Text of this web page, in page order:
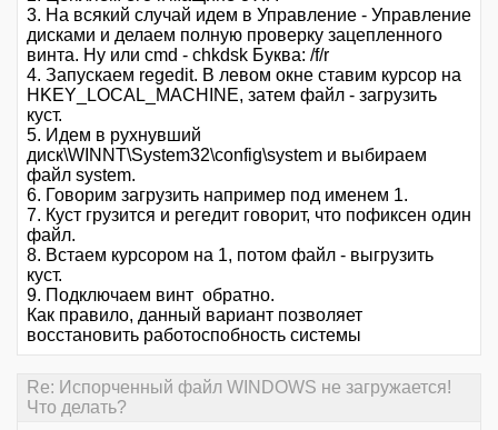
3. На всякий случай идем в Управление - Управление
дисками и делаем полную проверку зацепленного
винта. Ну или cmd - chkdsk Буква: /f/r
4. Запускаем regedit. В левом окне ставим курсор на
HKEY_LOCAL_MACHINE, затем файл - загрузить
куст.
5. Идем в рухнувший
диск\WINNT\System32\config\system и выбираем
файл system.
6. Говорим загрузить например под именем 1.
7. Куст грузится и регедит говорит, что пофиксен один
файл.
8. Встаем курсором на 1, потом файл - выгрузить
куст.
9. Подключаем винт обратно.
Как правило, данный вариант позволяет
восстановить работоспобность системы
Re: Испорченный файл WINDOWS не загружается!
Что делать?